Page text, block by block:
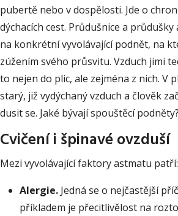
pubertě nebo v dospělosti. Jde o
dýchacích cest. Průdušnice a
na konkrétní vyvolávající podnět, na
zúžením svého průsvitu. Vzduch jimi
to nejen do plic, ale zejména z nich. V
starý, již vydýchaný vzduch a člověk
dusit se. Jaké bývají spouštěcí podněty?
Cvičení i špinavé ovzduší
Mezi vyvolávající faktory astmatu patří:
Alergie. Jedná se o nejčastější
příkladem je přecitlivělost na